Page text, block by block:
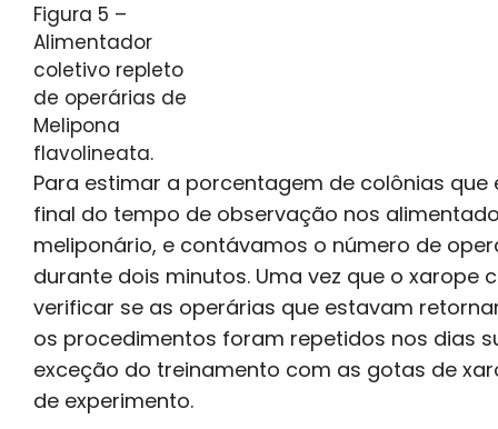
Figura 5 –
Alimentador
coletivo repleto
de operárias de
Melipona
flavolineata.
Para estimar a porcentagem de colônias
final do tempo de observação nos
meliponário, e contávamos o número de
durante dois minutos. Uma vez que o
verificar se as operárias que estavam
os procedimentos foram repetidos nos dias
exceção do treinamento com as gotas de
de experimento.